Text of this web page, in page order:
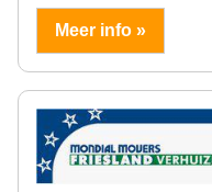
Meer info »